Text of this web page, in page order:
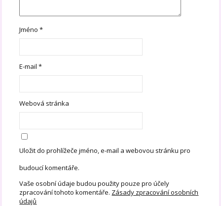
Jméno*
E-mail*
Webová stránka
Uložit do prohlížeče jméno, e-mail a webovou stránku pro
budoucí komentáře.
Vaše osobní údaje budou použity pouze pro účely
zpracování tohoto komentáře. Zásady zpracování osobních
údajů